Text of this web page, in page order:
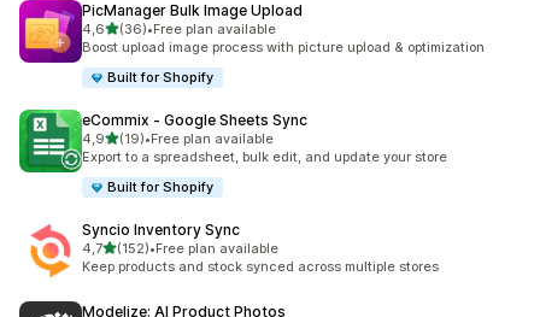
PicManager Bulk Image Upload
4,6z 5 hvězd
(36)
Celkový počet recenzí: 36
•Free plan available
Boost upload image process with picture upload & optimization
Built for Shopify
eCommix ‑ Google Sheets Sync
4,9z 5 hvězd
(19)
Celkový počet recenzí: 19
•Free plan available
Export to a spreadsheet, bulk edit, and update your store
Built for Shopify
Syncio Inventory Sync
4,7z 5 hvězd
(152)
Celkový počet recenzí: 152
•Free plan available
Keep products and stock synced across multiple stores
Modelize: AI Product Photos